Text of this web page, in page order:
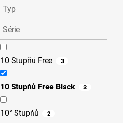
Typ
Série
10 Stupňů Free 3
10 Stupňů Free Black 3
10° Stupňů 2